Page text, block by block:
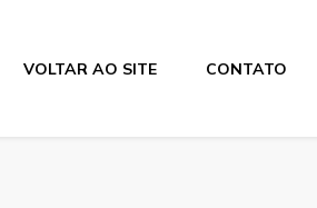
VOLTAR AO SITE CONTATO